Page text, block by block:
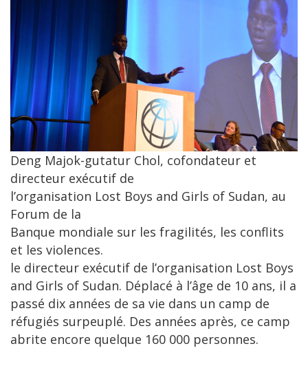
Deng Majok-gutatur Chol, cofondateur et
directeur exécutif de
l’organisation Lost Boys and Girls of Sudan, au
Forum de la
Banque mondiale sur les fragilités, les conflits
et les violences.
le directeur exécutif de l’organisation Lost Boys
and Girls of Sudan. Déplacé à l’âge de 10 ans, il a
passé dix années de sa vie dans un camp de
réfugiés surpeuplé. Des années après, ce camp
abrite encore quelque 160 000 personnes.